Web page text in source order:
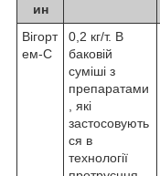
ин
Вігорт
ем-С
0,2 кг/т. В
баковій
суміші з
препаратами
, які
застосовують
ся в
технології